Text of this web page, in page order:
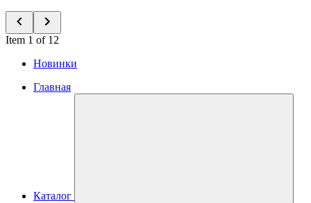
Item 1 of 12
Новинки
Главная
Каталог